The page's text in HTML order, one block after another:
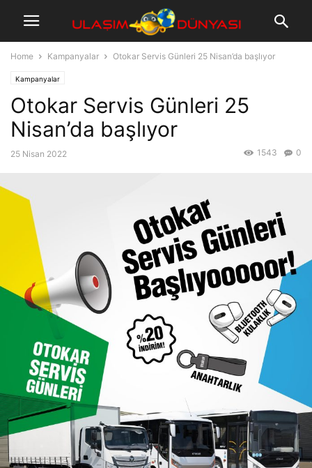
Home Kampanyalar Otokar Servis Günleri 25 Nisan’da başlıyor
Kampanyalar
Otokar Servis Günleri 25
Nisan’da başlıyor
25 Nisan 2022 0
1543